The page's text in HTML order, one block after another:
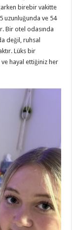
birebir vakitte
uzunluğunda ve 54
Bir otel odasında
değil, ruhsal
Lüks bir
ve hayal ettiğiniz her